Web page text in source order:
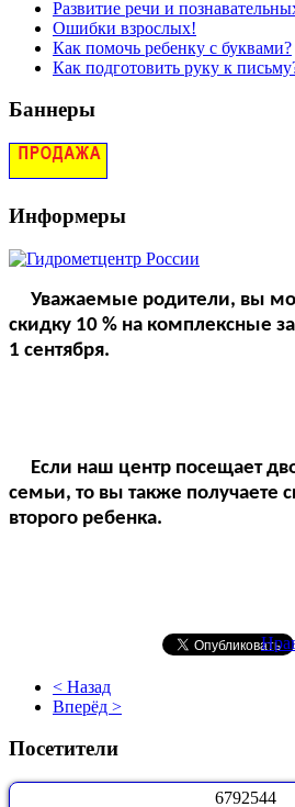
Развитие речи и
Ошибки взрослых!
Как помочь ребенку с буквами?
Как подготовить руку к
Баннеры
Информеры
Уважаемые родители, вы
скидку 10 % на комплексные
1 сентября.
Если наш центр посещает
семьи, то вы также получаете
второго ребенка.
< Назад
Вперёд >
Посетители
6792544